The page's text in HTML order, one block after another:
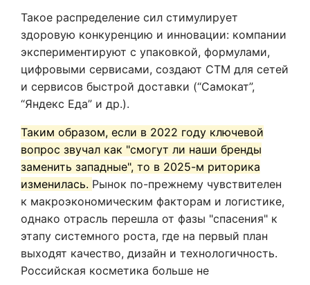
Такое распределение сил стимулирует
здоровую конкуренцию и инновации: компании
экспериментируют с упаковкой, формулами,
цифровыми сервисами, создают СТМ для сетей
и сервисов быстрой доставки (“Самокат”,
“Яндекс Еда” и др.).
Таким образом, если в 2022 году ключевой
вопрос звучал как "смогут ли наши бренды
заменить западные", то в 2025-м риторика
изменилась. Рынок по-прежнему чувствителен
к макроэкономическим факторам и логистике,
однако отрасль перешла от фазы "спасения" к
этапу системного роста, где на первый план
выходят качество, дизайн и технологичность.
Российская косметика больше не